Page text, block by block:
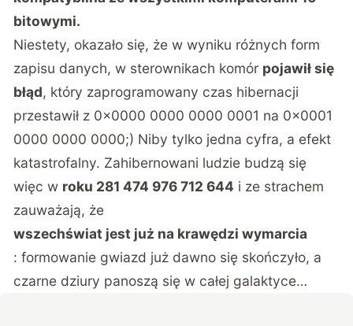
bitowymi.
Niestety, okazało się, że w wyniku różnych form
zapisu danych, w sterownikach komór pojawił się
błąd, który zaprogramowany czas hibernacji
przestawił z 0x0000 0000 0000 0001 na 0x0001
0000 0000 0000;) Niby tylko jedna cyfra, a efekt
katastrofalny. Zahibernowani ludzie budzą się
więc w roku 281 474 976 712 644 i ze strachem
zauważają, że
wszechświat jest już na krawędzi wymarcia
: formowanie gwiazd już dawno się skończyło, a
czarne dziury panoszą się w całej galaktyce…